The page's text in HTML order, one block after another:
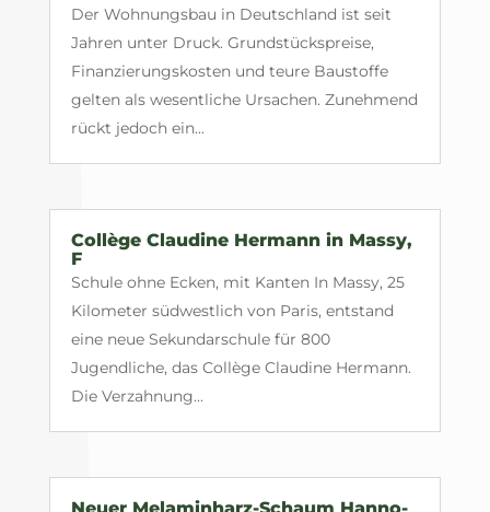
Der Wohnungsbau in Deutschland ist seit
Jahren unter Druck. Grundstückspreise,
Finanzierungskosten und teure Baustoffe
gelten als wesentliche Ursachen. Zunehmend
rückt jedoch ein...
Collège Claudine Hermann in Massy,
F
Schule ohne Ecken, mit Kanten In Massy, 25
Kilometer südwestlich von Paris, entstand
eine neue Sekundarschule für 800
Jugendliche, das Collège Claudine Hermann.
Die Verzahnung...